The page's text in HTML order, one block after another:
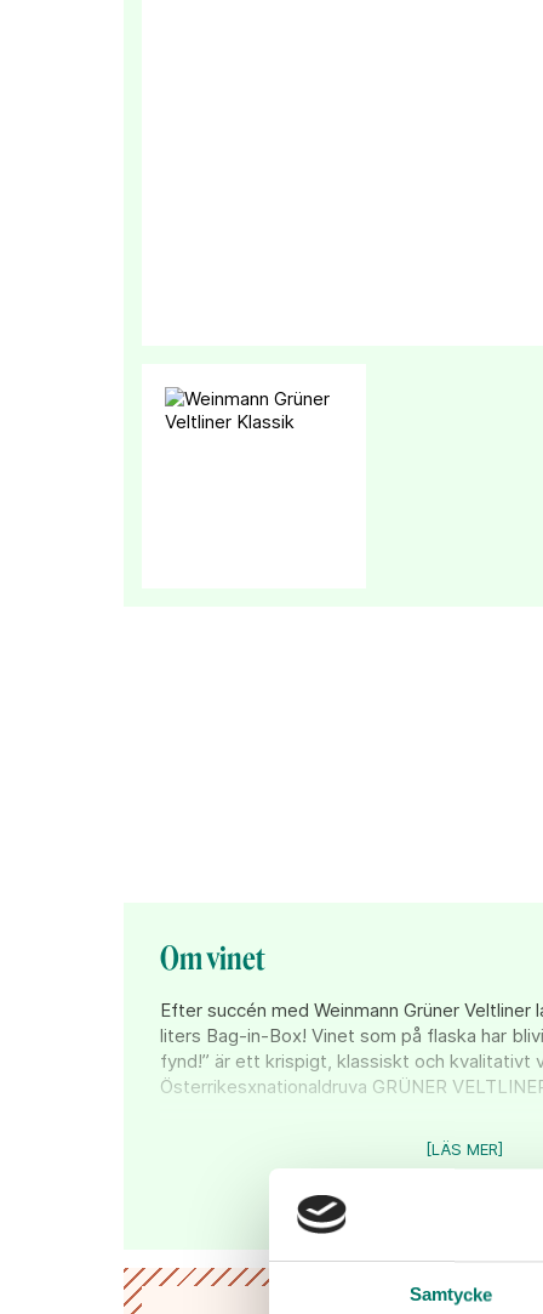
Samtycke
Om vinet
Efter succén med Weinmann Grüner Veltliner
liters Bag-in-Box! Vinet som på flaska har
fynd!” är ett krispigt, klassiskt och kvalitativt
Österrikesxnationaldruva GRÜNER
ett fruktdrivet oekat vitt vin. I många av
man en renhet och Weinmann Grüner
av en ursprungstypisk Grüner Veltliner med
smaker av persika, fräsch citrus, vitpeppar
Med sin rena och fräscha smak är Weinmann
matvin som gör sig till de allra flesta
[LÄS MER]